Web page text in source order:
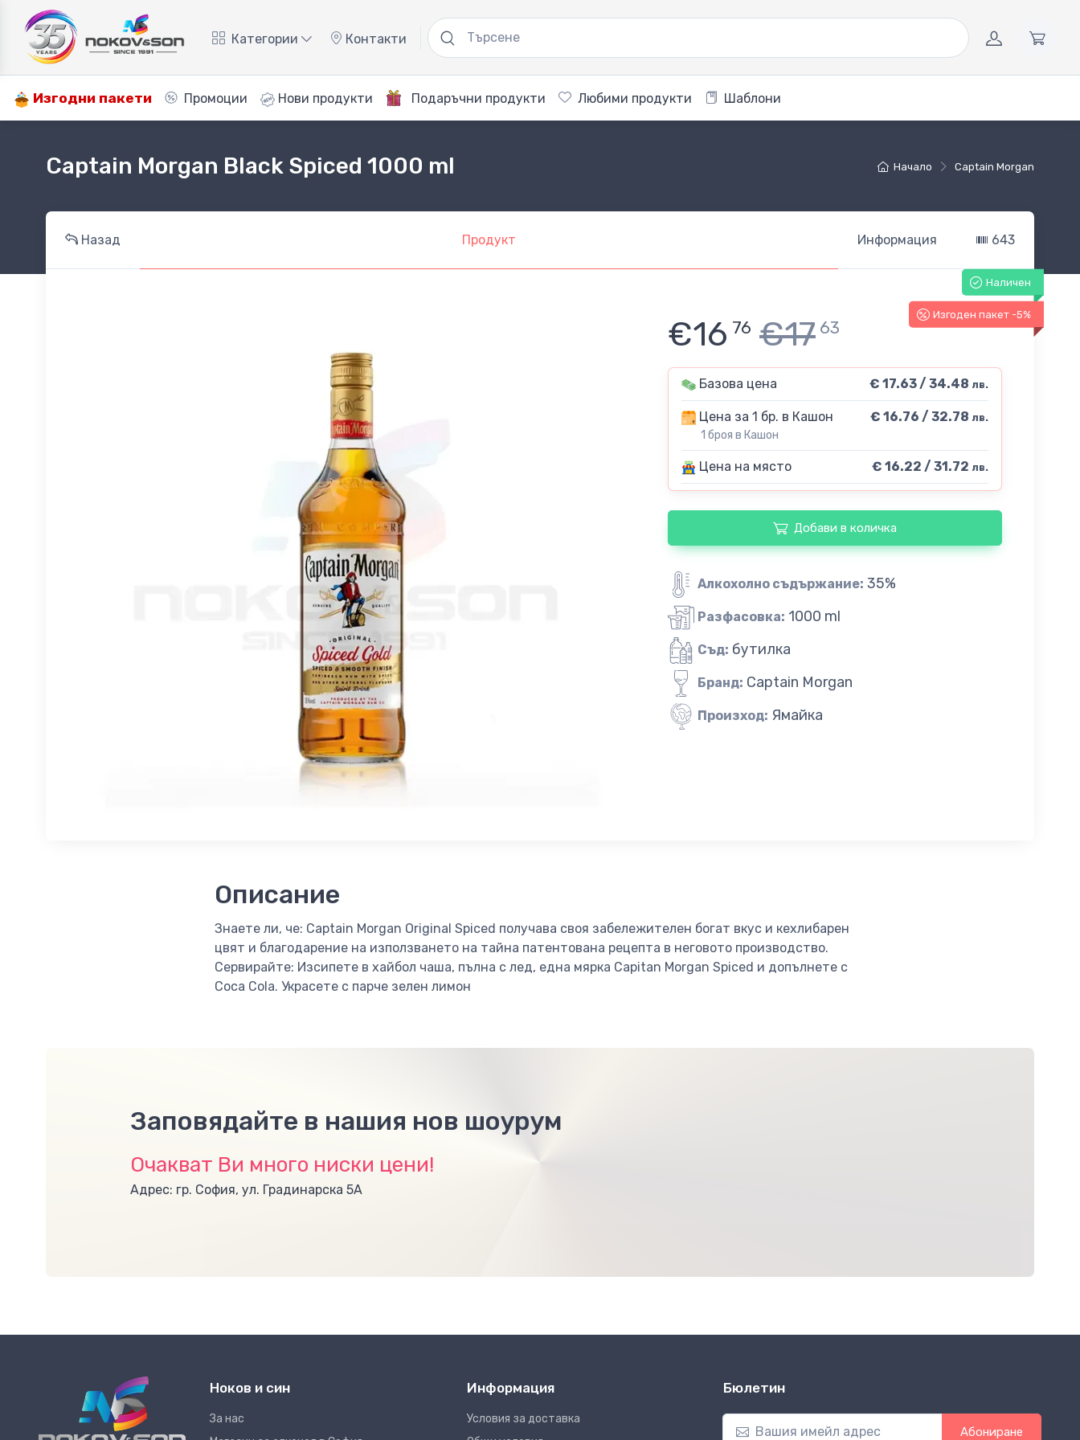
Категории Контакти
Изгодни пакети Промоции Нови продукти Подаръчни продукти Любими продукти Шаблони
Начало Captain Morgan
Captain Morgan Black Spiced 1000 ml
Назад Продукт Информация 643
Наличен
Изгоден пакет -5%
€16 76 €17 63
Базова цена € 17.63 / 34.48 лв.
Цена за 1 бр. в Кашон
1 броя в Кашон
€ 16.76 / 32.78 лв.
Цена на място € 16.22 / 31.72 лв.
Добави в количка
Алкохолно съдържание: 35%
Разфасовка: 1000 ml
Съд: бутилка
Бранд: Captain Morgan
Произход: Ямайка
Описание
Знаете ли, че: Captain Morgan Original Spiced получава своя забележителен богат вкус и кехлибарен
цвят и благодарение на използването на тайна патентована рецепта в неговото производство.
Сервирайте: Изсипете в хайбол чаша, пълна с лед, една мярка Capitan Morgan Spiced и допълнете с
Coca Cola. Украсете с парче зелен лимон
Заповядайте в нашия нов шоурум
Очакват Ви много ниски цени!
Адрес: гр. София, ул. Градинарска 5А
Ноков и син
За нас
Информация
Условия за доставка
Бюлетин
Абониране